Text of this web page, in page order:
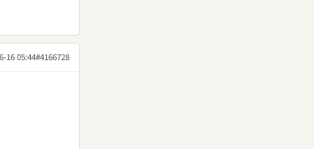
16 05:44#4166728